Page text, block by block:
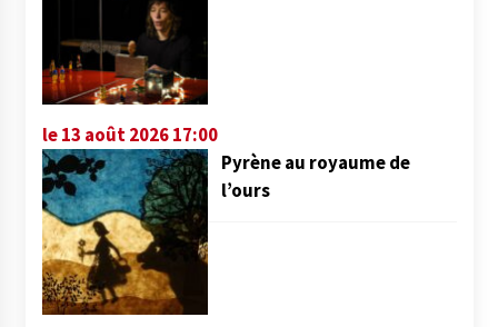
le 13 août 2026 17:00
Pyrène au royaume de
l’ours